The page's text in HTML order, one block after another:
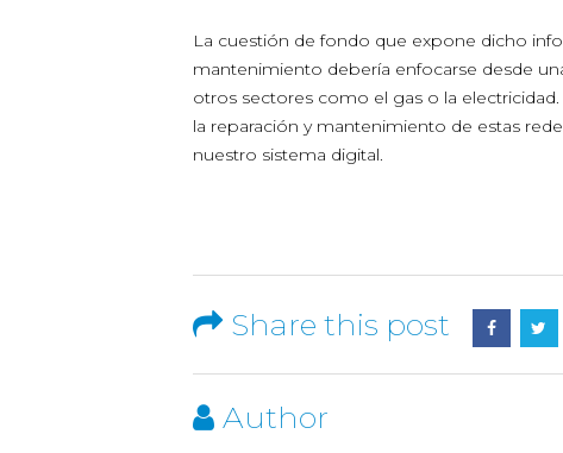
La cuestión de fondo que expone dicho
mantenimiento debería enfocarse desde
otros sectores como el gas o la
la reparación y mantenimiento de estas
nuestro sistema digital.
Share this post
Author